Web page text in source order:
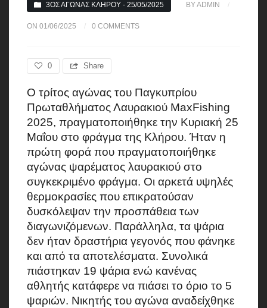
3ΟΣ ΑΓΏΝΑΣ ΚΛΉΡΟΥ - 25/05/2025 BY ADMIN
ON 01/06/2025 0 COMMENTS
0 Share
Ο τρίτος αγώνας του Παγκυπρίου
Πρωταθλήματος Λαυρακιού MaxFishing
2025, πραγματοποιήθηκε την Κυριακή 25
Μαΐου στο φράγμα της Κλήρου. Ήταν η
πρώτη φορά που πραγματοποιήθηκε
αγώνας ψαρέματος λαυρακιού στο
συγκεκριμένο φράγμα. Οι αρκετά υψηλές
θερμοκρασίες που επικρατούσαν
δυσκόλεψαν την προσπάθεια των
διαγωνιζόμενων. Παράλληλα, τα ψάρια
δεν ήταν δραστήρια γεγονός που φάνηκε
και από τα αποτελέσματα. Συνολικά
πιάστηκαν 19 ψάρια ενώ κανένας
αθλητής κατάφερε να πιάσει το όριο το 5
ψαριών. Νικητής του αγώνα αναδείχθηκε